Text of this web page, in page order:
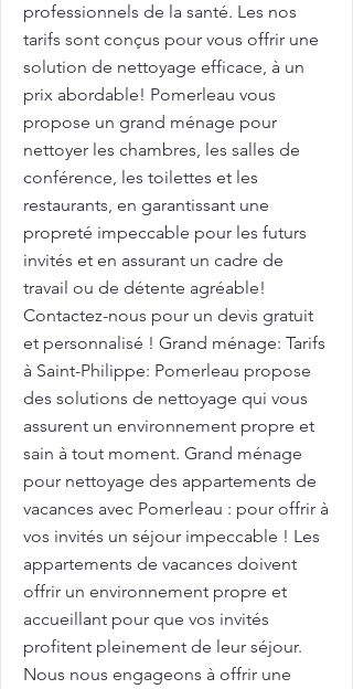
professionnels de la santé. Les nos
tarifs sont conçus pour vous offrir une
solution de nettoyage efficace, à un
prix abordable! Pomerleau vous
propose un grand ménage pour
nettoyer les chambres, les salles de
conférence, les toilettes et les
restaurants, en garantissant une
propreté impeccable pour les futurs
invités et en assurant un cadre de
travail ou de détente agréable!
Contactez-nous pour un devis gratuit
et personnalisé ! Grand ménage: Tarifs
à Saint-Philippe: Pomerleau propose
des solutions de nettoyage qui vous
assurent un environnement propre et
sain à tout moment. Grand ménage
pour nettoyage des appartements de
vacances avec Pomerleau : pour offrir à
vos invités un séjour impeccable ! Les
appartements de vacances doivent
offrir un environnement propre et
accueillant pour que vos invités
profitent pleinement de leur séjour.
Nous nous engageons à offrir une